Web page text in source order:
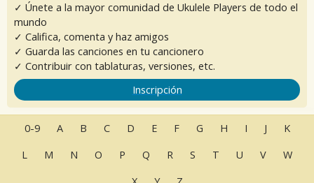
✓ Únete a la mayor comunidad de Ukulele Players de todo el
mundo
✓ Califica, comenta y haz amigos
✓ Guarda las canciones en tu cancionero
✓ Contribuir con tablaturas, versiones, etc.
Inscripción
0-9 A B C D E F G H I J
K
L
M N O P Q R S T U V
W